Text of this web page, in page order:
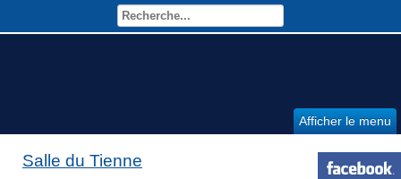
Afficher le menu
Salle du Tienne